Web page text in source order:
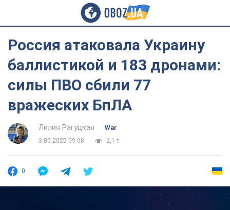
Россия атаковала Украину
баллистикой и 183 дронами:
силы ПВО сбили 77
вражеских БпЛА
Лилия Рагуцкая
War
3.05.2025 09:08
2,1 т.
0